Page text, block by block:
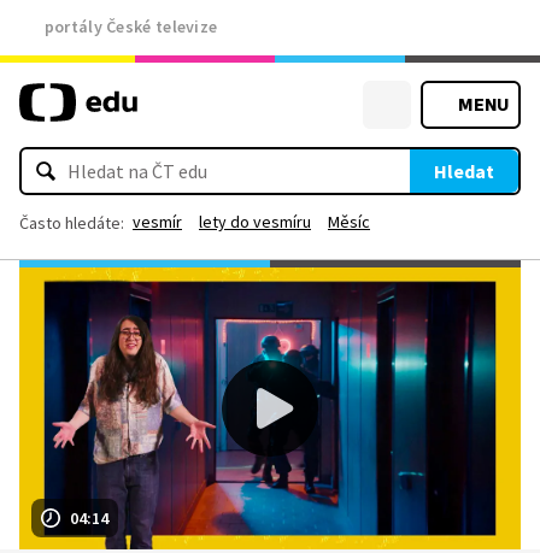
portály České televize
MENU
Hledat
Často hledáte: vesmír lety do vesmíru Měsíc
04:14